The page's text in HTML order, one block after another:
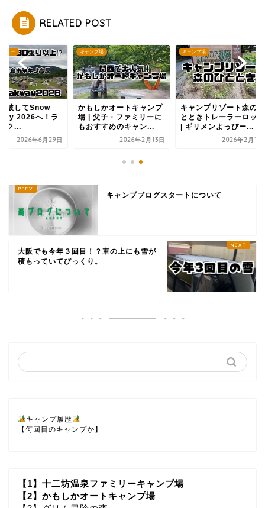
RELATED POST
プ場
しかオートキャンプ
子・ファミリーに
すすめのキャン...
2026年2月13日
キャンプ場
キャンプリゾート森のひ
とときトレーラーロッジ
| ギリメンよっぴー...
2026年2月13日
キャンプレビュー
倍率を突破して
Peak Way 2026へ
ンドロック...
2026年6
キャンプブログスタートについて
大阪でも今年３回目！？車の上にも雪が
積もっていてびっくり。
キャンプ履歴
【何回目のキャンプか】
【1】十二坊温泉ファミリーキャンプ場
【2】かもしかオートキャンプ場